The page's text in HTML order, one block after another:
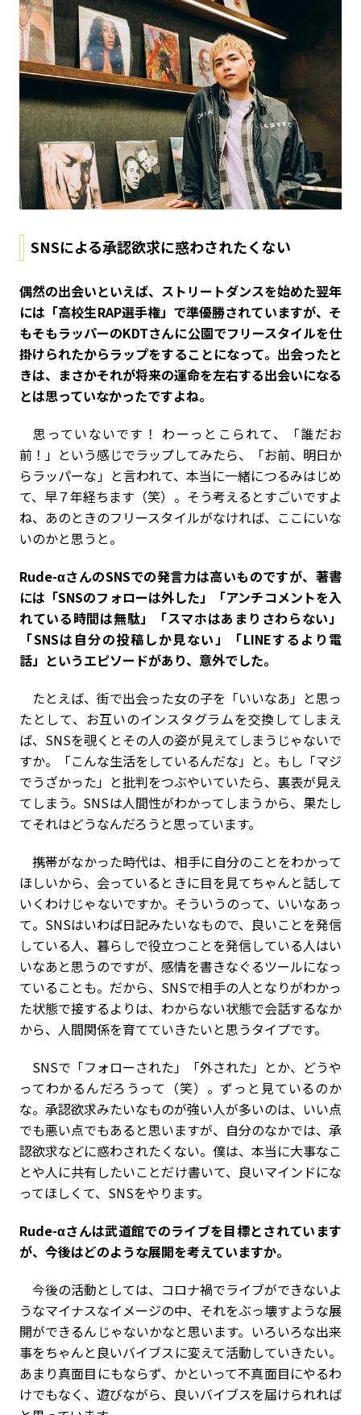
SNSによる承認欲求に惑わされたくない
――偶然の出会いといえば、ストリートダンスを始めた翌年
には「高校生RAP選手権」で準優勝されていますが、そ
もそもラッパーのKDTさんに公園でフリースタイルを仕
掛けられたからラップをすることになって。出会ったと
きは、まさかそれが将来の運命を左右する出会いになる
とは思っていなかったですよね。
思っていないです！ わーっとこられて、「誰だお
前！」という感じでラップしてみたら、「お前、明日か
らラッパーな」と言われて、本当に一緒につるみはじめ
て、早７年経ちます（笑）。そう考えるとすごいですよ
ね、あのときのフリースタイルがなければ、ここにいな
いのかと思うと。
――Rude-αさんのSNSでの発言力は高いものですが、著書
には「SNSのフォローは外した」「アンチコメントを入
れている時間は無駄」「スマホはあまりさわらない」
「SNSは自分の投稿しか見ない」「LINEするより電
話」というエピソードがあり、意外でした。
たとえば、街で出会った女の子を「いいなあ」と思っ
たとして、お互いのインスタグラムを交換してしまえ
ば、SNSを覗くとその人の姿が見えてしまうじゃないで
すか。「こんな生活をしているんだな」と。もし「マジ
でうざかった」と批判をつぶやいていたら、裏表が見え
てしまう。SNSは人間性がわかってしまうから、果たし
てそれはどうなんだろうと思っています。
携帯がなかった時代は、相手に自分のことをわかって
ほしいから、会っているときに目を見てちゃんと話して
いくわけじゃないですか。そういうのって、いいなあっ
て。SNSはいわば日記みたいなもので、良いことを発信
している人、暮らしで役立つことを発信している人はい
いなあと思うのですが、感情を書きなぐるツールになっ
ていることも。だから、SNSで相手の人となりがわかっ
た状態で接するよりは、わからない状態で会話するなか
から、人間関係を育てていきたいと思うタイプです。
SNSで「フォローされた」「外された」とか、どうや
ってわかるんだろうって（笑）。ずっと見ているのか
な。承認欲求みたいなものが強い人が多いのは、いい点
でも悪い点でもあると思いますが、自分のなかでは、承
認欲求などに惑わされたくない。僕は、本当に大事なこ
とや人に共有したいことだけ書いて、良いマインドにな
ってほしくて、SNSをやります。
――Rude-αさんは武道館でのライブを目標とされています
が、今後はどのような展開を考えていますか。
今後の活動としては、コロナ禍でライブができないよ
うなマイナスなイメージの中、それをぶっ壊すような展
開ができるんじゃないかなと思います。いろいろな出来
事をちゃんと良いバイブスに変えて活動していきたい。
あまり真面目にもならず、かといって不真面目にやるわ
けでもなく、遊びながら、良いバイブスを届けられれば